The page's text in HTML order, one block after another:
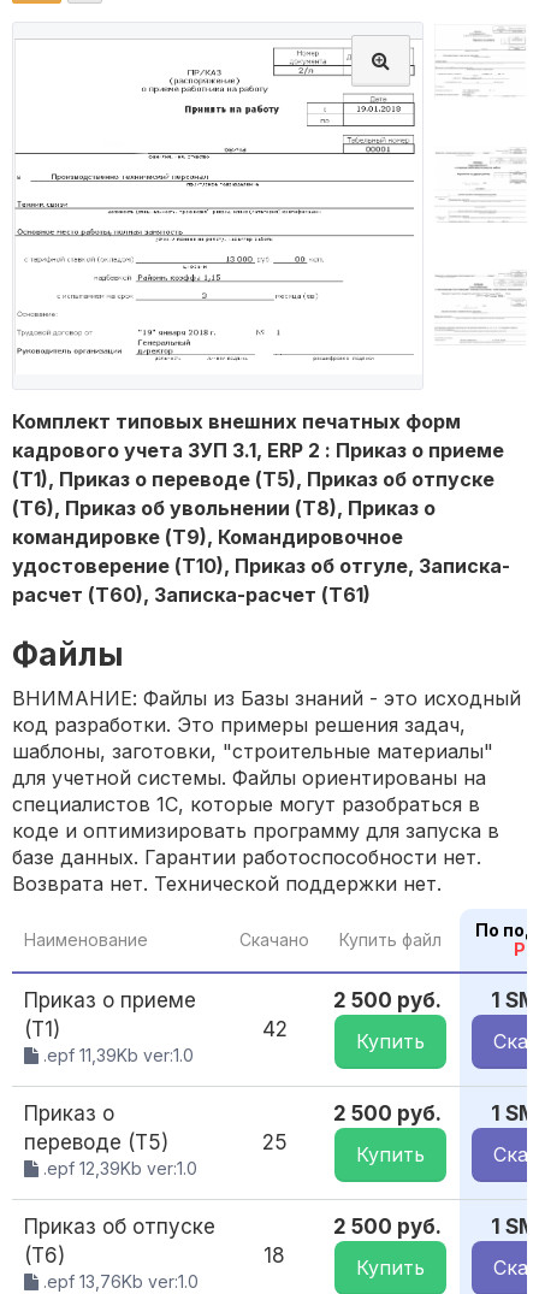
Комплект типовых внешних печатных форм
кадрового учета ЗУП 3.1, ERP 2 : Приказ о приеме
(Т1), Приказ о переводе (Т5), Приказ об отпуске
(Т6), Приказ об увольнении (Т8), Приказ о
командировке (Т9), Командировочное
удостоверение (Т10), Приказ об отгуле, Записка-
расчет (Т60), Записка-расчет (Т61)
Файлы
ВНИМАНИЕ: Файлы из Базы знаний - это исходный
код разработки. Это примеры решения задач,
шаблоны, заготовки, "строительные материалы"
для учетной системы. Файлы ориентированы на
специалистов 1С, которые могут разобраться в
коде и оптимизировать программу для запуска в
базе данных. Гарантии работоспособности нет.
Возврата нет. Технической поддержки нет.
Наименование Скачано Купить файл
По
Приказ о приеме
(Т1)
.epf 11,39Kb ver:1.0
42
2 500 руб.
Купить
1 SM
Приказ о
переводе (Т5)
.epf 12,39Kb ver:1.0
25
2 500 руб.
Купить
1 SM
Приказ об отпуске
(Т6)
.epf 13,76Kb ver:1.0
18
2 500 руб.
Купить
1 SM